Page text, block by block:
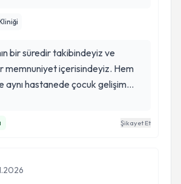
bir süredir takibindeyiz ve
memnuniyet içerisindeyiz. Hem
aynı hastanede çocuk gelişim
hanımla birlikte yürüttüğümüz
Şikayet Et